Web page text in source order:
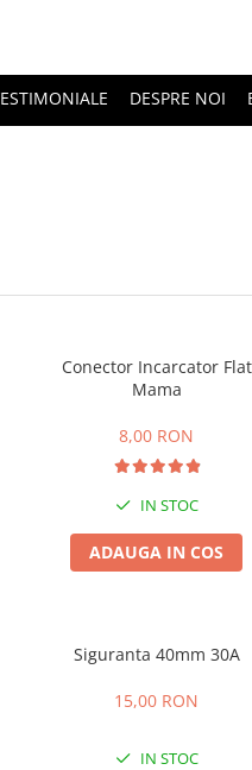
DESPRE NOI
Conector Incarcator Flat
Mama
8,00 RON
IN STOC
ADAUGA IN COS
Siguranta 40mm 30A
15,00 RON
IN STOC